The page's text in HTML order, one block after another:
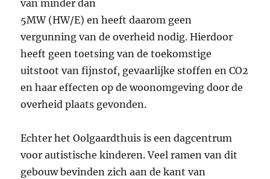
van minder dan
5MW (HW/E) en heeft daarom geen
vergunning van de overheid nodig. Hierdoor
heeft geen toetsing van de toekomstige
uitstoot van fijnstof, gevaarlijke stoffen en CO2
en haar effecten op de woonomgeving door de
overheid plaats gevonden.
Echter het Oolgaardthuis is een dagcentrum
voor autistische kinderen. Veel ramen van dit
gebouw bevinden zich aan de kant van